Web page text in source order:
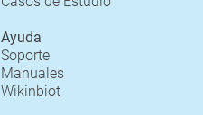
Ayuda
Soporte
Manuales
Wikinbiot